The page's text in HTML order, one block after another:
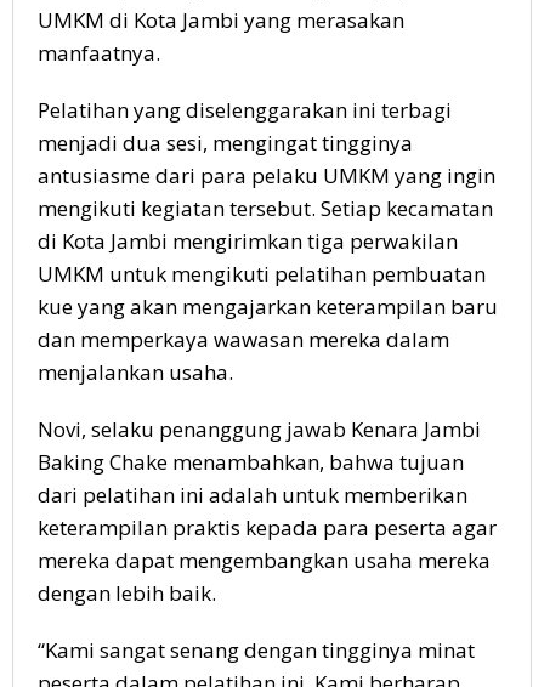
UMKM di Kota Jambi yang merasakan
manfaatnya.
Pelatihan yang diselenggarakan ini terbagi
menjadi dua sesi, mengingat tingginya
antusiasme dari para pelaku UMKM yang ingin
mengikuti kegiatan tersebut. Setiap kecamatan
di Kota Jambi mengirimkan tiga perwakilan
UMKM untuk mengikuti pelatihan pembuatan
kue yang akan mengajarkan keterampilan baru
dan memperkaya wawasan mereka dalam
menjalankan usaha.
Novi, selaku penanggung jawab Kenara Jambi
Baking Chake menambahkan, bahwa tujuan
dari pelatihan ini adalah untuk memberikan
keterampilan praktis kepada para peserta agar
mereka dapat mengembangkan usaha mereka
dengan lebih baik.
“Kami sangat senang dengan tingginya minat